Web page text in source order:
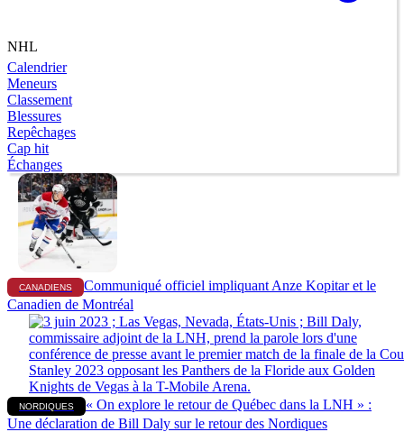
NHL
Calendrier
Meneurs
Classement
Blessures
Repêchages
Cap hit
Échanges
CANADIENS
Communiqué officiel impliquant Anze Kopitar et le
Canadien de Montréal
NORDIQUES
« On explore le retour de Québec dans la LNH » :
Une déclaration de Bill Daly sur le retour des Nordiques